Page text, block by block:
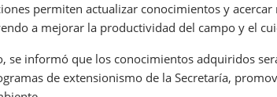
permiten actualizar conocimientos y
a mejorar la productividad del campo y el
se informó que los conocimientos adquiridos
de extensionismo de la Secretaría,